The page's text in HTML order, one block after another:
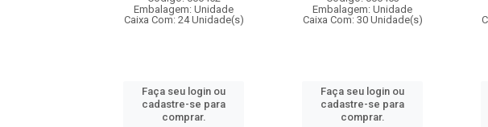
Embalagem: Unidade
Caixa Com: 24 Unidade(s)
Faça seu login ou
cadastre-se para
comprar.
Embalagem: Unidade
Caixa Com: 30 Unidade(s)
Faça seu login ou
cadastre-se para
comprar.